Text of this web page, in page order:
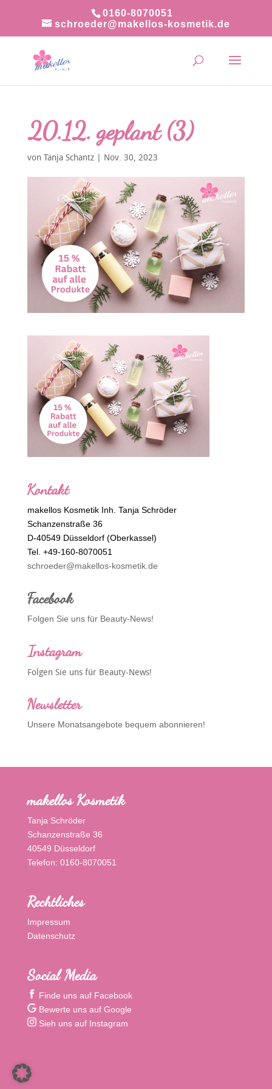
0160-8070051
schroeder@makellos-kosmetik.de
20.12. geplant (3)
von Tanja Schantz| Nov. 30, 2023
Kontakt
makellos Kosmetik Inh. Tanja Schröder
Schanzenstraße 36
D-40549 Düsseldorf (Oberkassel)
Tel. +49-160-8070051
schroeder@makellos-kosmetik.de
Facebook
Folgen Sie uns für Beauty-News!
Instagram
Folgen Sie uns für Beauty-News!
Newsletter
Unsere Monatsangebote bequem abonnieren!
makellos Kosmetik
Tanja Schröder
Schanzenstraße 36
40549 Düsseldorf
Telefon: 0160-8070051
Rechtliches
Impressum
Datenschutz
Social Media
Finde uns auf Facebook
Bewerte uns auf Google
Sieh uns auf Instagram